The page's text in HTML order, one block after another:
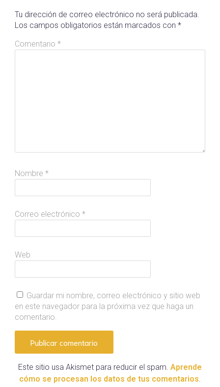
Tu dirección de correo electrónico no será publicada.
Los campos obligatorios están marcados con *
Comentario *
Nombre *
Correo electrónico *
Web
Guardar mi nombre, correo electrónico y sitio web
en este navegador para la próxima vez que haga un
comentario.
Este sitio usa Akismet para reducir el spam. Aprende
cómo se procesan los datos de tus comentarios